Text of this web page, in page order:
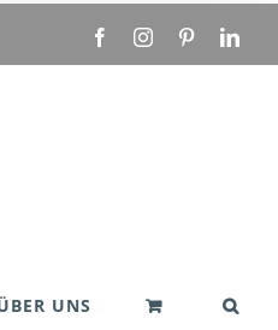
FacebookInstagramPinterest
UNS